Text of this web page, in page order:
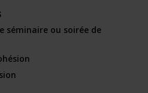
séminaire ou soirée de